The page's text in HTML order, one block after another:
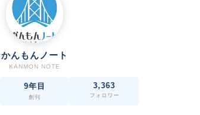
かんもんノート
KANMON NOTE
9年目
創刊
3,363
フォロワー